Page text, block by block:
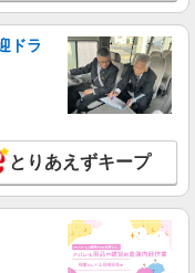
ドラ
とりあえずキープ